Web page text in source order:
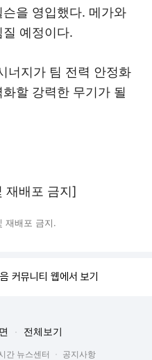
을 영입했다. 메가와
예정이다.
너지가 팀 전력 안정화
할 강력한 무기가 될
재배포 금지]
재배포 금지.
커뮤니티 웹에서 보기
전체보기
간 뉴스센터
공지사항